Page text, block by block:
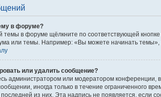
в форуме?
темы в форуме щёлкните по соответствующей
или темы. Например: «Вы можете начинать темы»,
или удалить сообщение?
администратором или модератором конференции,
иногда только в течение ограниченного
из них. Эта надпись не появляется, если